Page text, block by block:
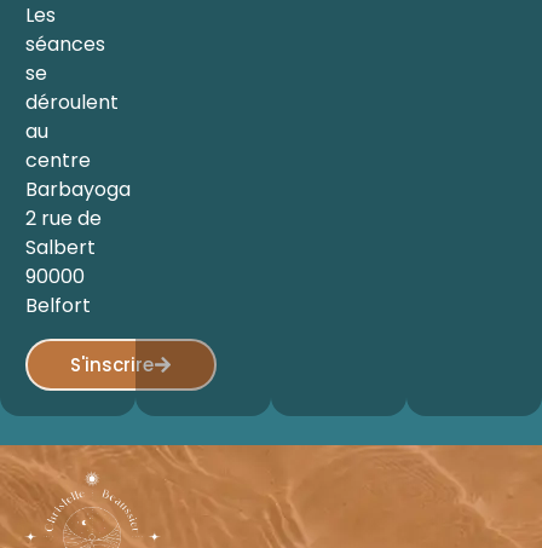
Les
séances
se
déroulent
au
centre
Barbayoga
2 rue de
Salbert
90000
Belfort
S'inscrire